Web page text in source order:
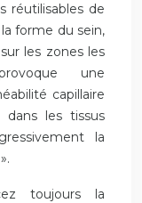
réutilisables de
forme du sein,
les zones les
une
capillaire
les tissus
la
toujours la